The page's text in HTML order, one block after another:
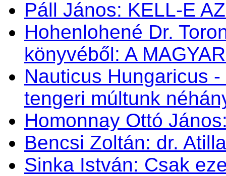
Páll János: KELL-E
Hohenlohené Dr.
könyvéből: A
Nauticus Hungaricus
tengeri múltunk
Homonnay Ottó
Bencsi Zoltán: dr.
Sinka István: Csak